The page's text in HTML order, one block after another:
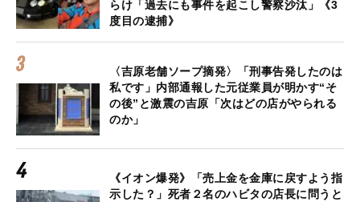
らけ「過去にも事件を起こし警察沙汰」《3
度目の逮捕》
〈吉原老舗ソープ摘発〉「刑事告発したのは
私です」内部通報した元従業員が明かす“そ
の後”と激震の吉原「次はどの店がやられる
のか」
《イオン爆発》「売上金を金庫に戻すよう指
示した？」死者２名のハビタの店長に問うと